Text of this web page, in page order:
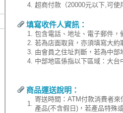
4. 超商付款（20000元以下,可
填寫收件人資訊：
1. 包含電話、地址、電子郵件
2. 若為店面取貨，亦須填寫大
3. 由會員之住址判斷，若為中部
4. 中部地區係指以下區域：大台
商品運送說明：
1.
寄送時間：ATM付款消費者
產品(不含假日)，若產品特殊